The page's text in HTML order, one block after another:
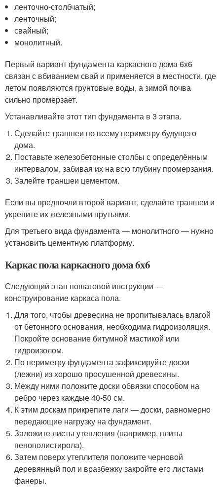
ленточно-столбчатый;
ленточный;
свайный;
монолитный.
Первый вариант фундамента каркасного дома 6х6
связан с вбиванием свай и применяется в местности, где
летом появляются грунтовые воды, а зимой почва
сильно промерзает.
Устанавливайте этот тип фундамента в 3 этапа.
Сделайте траншеи по всему периметру будущего
дома.
Поставьте железобетонные столбы с определённым
интервалом, забивая их на всю глубину промерзания.
Залейте траншеи цементом.
Если вы предпочли второй вариант, сделайте траншеи и
укрепите их железными прутьями.
Для третьего вида фундамента — монолитного — нужно
установить цементную платформу.
Каркас пола каркасного дома 6х6
Следующий этап пошаговой инструкции —
конструирование каркаса пола.
Для того, чтобы древесина не пропитывалась влагой
от бетонного основания, необходима гидроизоляция.
Покройте основание битумной мастикой или
гидроизолом.
По периметру фундамента зафиксируйте доски
(лежни) из хорошо просушенной древесины.
Между ними положите доски обвязки способом на
ребро через каждые 40-50 см.
К этим доскам прикрепите лаги — доски, равномерно
передающие нагрузку на фундамент.
Заложите листы утепления (например, плиты
пенополистирола).
Затем поверх утеплителя положите черновой
деревянный пол и вразбежку закройте его листами
фанеры.